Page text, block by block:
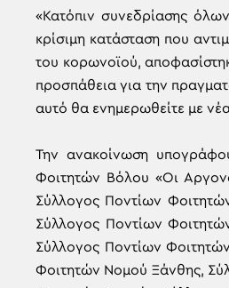
«Κατόπιν συνεδρίασης
κρίσιμη κατάσταση που
του κορωνοϊού,
προσπάθεια για την
αυτό θα ενημερωθείτε με
Την ανακοίνωση
Φοιτητών Βόλου «Οι
Σύλλογος Ποντίων
Σύλλογος Ποντίων
Σύλλογος Ποντίων
Φοιτητών Νομού Ξάνθης,